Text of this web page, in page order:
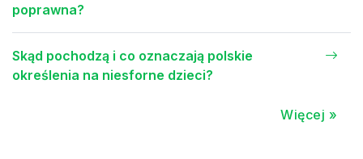
poprawna?
Skąd pochodzą i co oznaczają polskie
określenia na niesforne dzieci?
Więcej »